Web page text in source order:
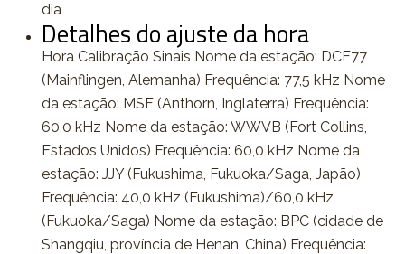
dia
Detalhes do ajuste da hora
Hora Calibração Sinais Nome da estação: DCF77
(Mainflingen, Alemanha) Frequência: 77,5 kHz Nome
da estação: MSF (Anthorn, Inglaterra) Frequência:
60,0 kHz Nome da estação: WWVB (Fort Collins,
Estados Unidos) Frequência: 60,0 kHz Nome da
estação: JJY (Fukushima, Fukuoka/Saga, Japão)
Frequência: 40,0 kHz (Fukushima)/60,0 kHz
(Fukuoka/Saga) Nome da estação: BPC (cidade de
Shangqiu, província de Henan, China) Frequência: